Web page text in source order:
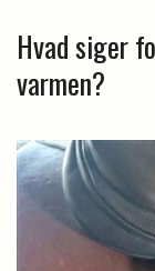
Hvad siger
varmen?